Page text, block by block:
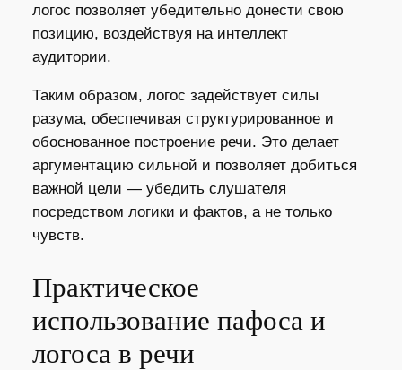
логос позволяет убедительно донести свою
позицию, воздействуя на интеллект
аудитории.
Таким образом, логос задействует силы
разума, обеспечивая структурированное и
обоснованное построение речи. Это делает
аргументацию сильной и позволяет добиться
важной цели — убедить слушателя
посредством логики и фактов, а не только
чувств.
Практическое
использование пафоса и
логоса в речи